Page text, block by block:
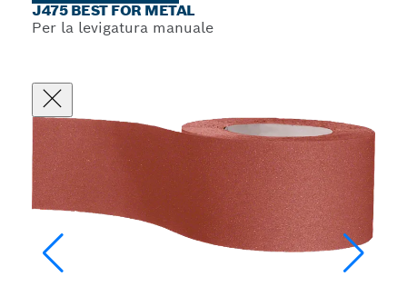
J475 BEST FOR METAL
Per la levigatura manuale